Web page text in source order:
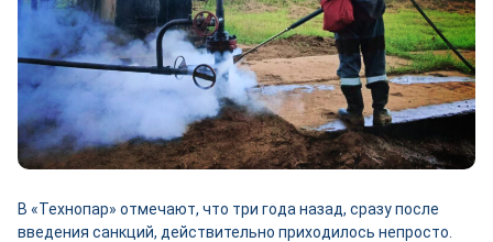
В «Технопар» отмечают, что три года назад, сразу после
введения санкций, действительно приходилось непросто.